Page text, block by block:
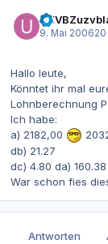
9. Mai 200620
Hallo leute,
Könntet ihr mal
Lohnberechnung
Ich habe:
a) 2182,00
db) 21.27
dc) 4.80 da)
War schon fies
Antworten